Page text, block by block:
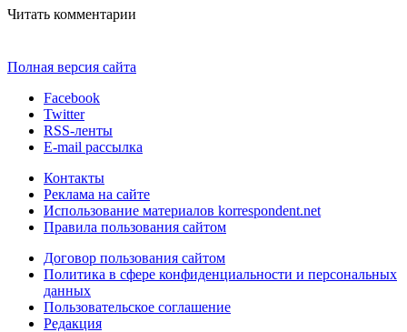
Читать комментарии
Полная версия сайта
Facebook
Twitter
RSS-ленты
E-mail рассылка
Контакты
Реклама на сайте
Использование материалов korrespondent.net
Правила пользования сайтом
Договор пользования сайтом
Политика в сфере конфиденциальности и персональных
данных
Пользовательское соглашение
Редакция